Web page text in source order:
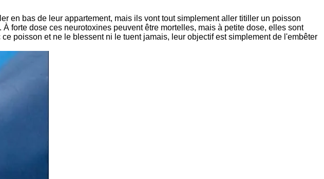
en bas de leur appartement, mais ils vont tout simplement aller titiller un poisson
forte dose ces neurotoxines peuvent être mortelles, mais à petite dose, elles sont
poisson et ne le blessent ni le tuent jamais, leur objectif est simplement de l'embêter